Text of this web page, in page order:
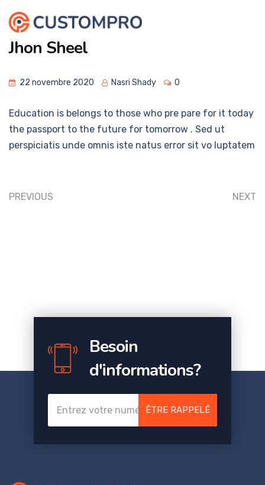
Jhon Sheel
22 novembre 2020 Nasri Shady 0
Education is belongs to those who pre pare for it today
the passport to the future for tomorrow . Sed ut
perspiciatis unde omnis iste natus error sit vo luptatem
PREVIOUS NEXT
Besoin
d'informations?
ÊTRE RAPPELÉ